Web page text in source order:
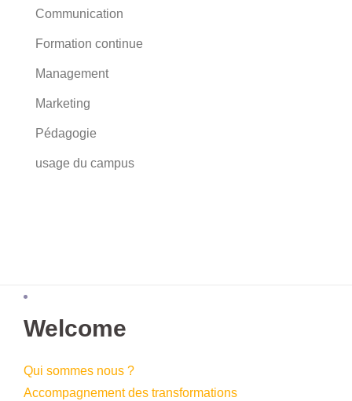
Communication
Formation continue
Management
Marketing
Pédagogie
usage du campus
Welcome
Qui sommes nous ?
Accompagnement des transformations